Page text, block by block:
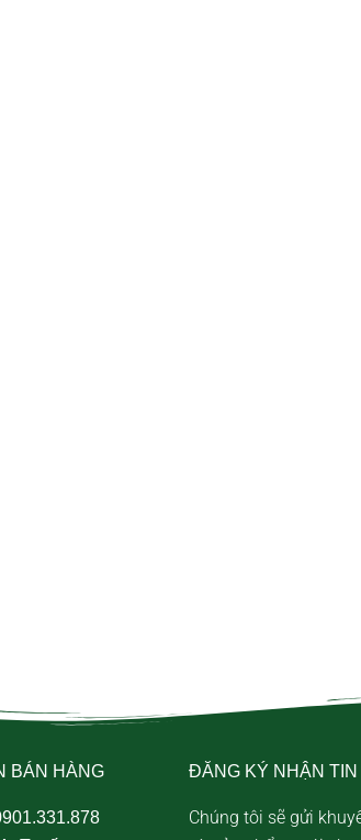
BÁN HÀNG ĐĂNG KÝ NHẬN TIN
Chúng tôi sẽ gửi